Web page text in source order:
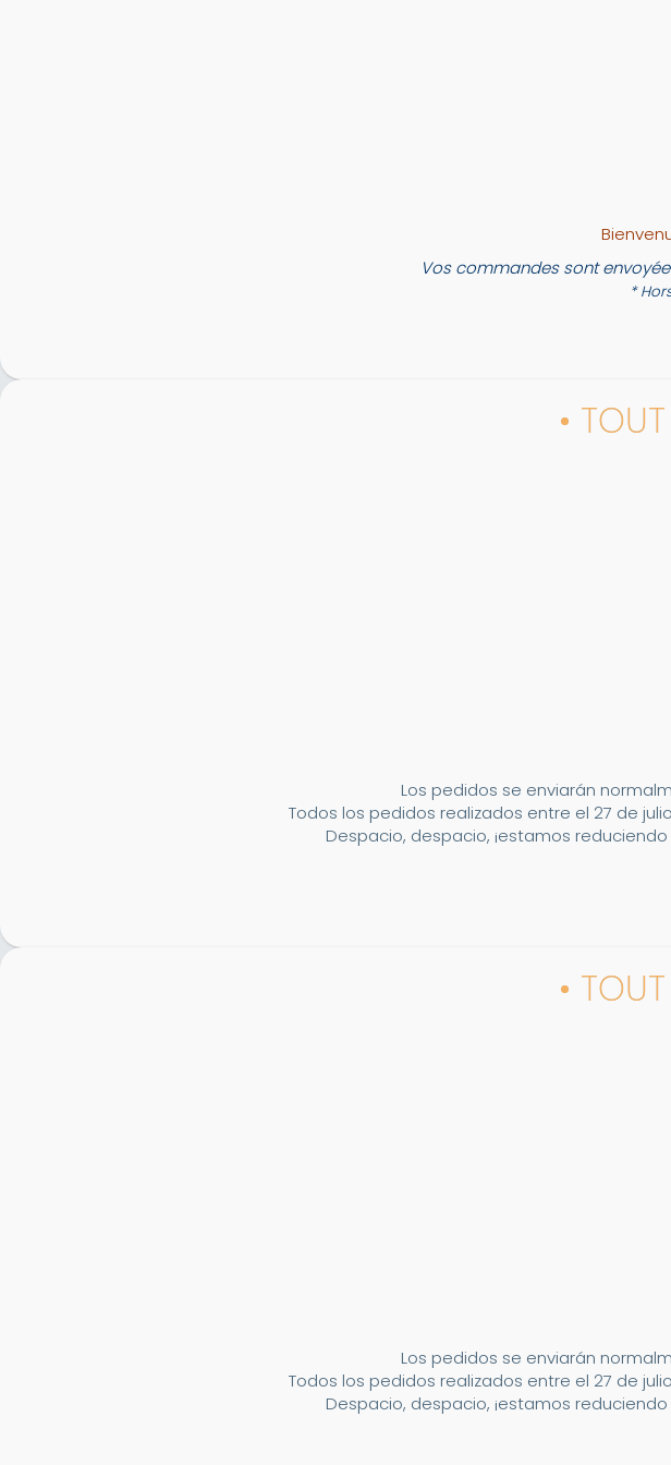
Vos commandes sont
*
•
Los pedidos se enviarán
Todos los pedidos realizados entre el 27 de
Despacio, despacio, ¡estamos
•
Los pedidos se enviarán
Todos los pedidos realizados entre el 27 de
Despacio, despacio, ¡estamos